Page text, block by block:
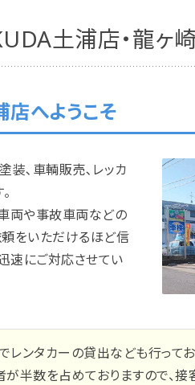
土浦店・龍ヶ
へようこそ
装､車輌販売､レッカ
両や事故車両などの
をいただけるほど信
速にご対応させてい
ンタカーの貸出なども行ってお
半数を占めておりますので、接